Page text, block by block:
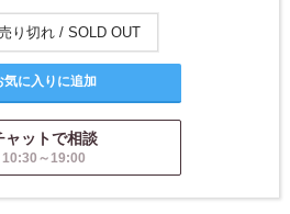
り切れ / SOLD OUT
ャットで相談
10:30～19:00